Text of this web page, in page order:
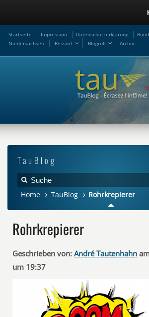
Startseite Impressum Datenschutzerklärung
Niedersachsen
Ressort Blogroll Archiv
TauBlog
Home TauBlog Rohrkrepierer
Rohrkrepierer
Geschrieben von: André Tautenhahn
um 19:37